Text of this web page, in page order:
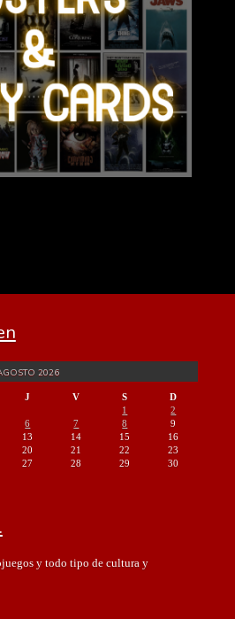
2026
J V S
D
1
2
6 7 8
9
13 14 15
16
20 21 22
23
27 28 29
30
y todo tipo de cultura y